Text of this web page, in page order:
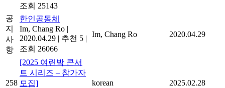
조회 25143
공
지
사
항
한인공동체
Im, Chang Ro |
2020.04.29 | 추천 5 |
조회 26066
Im, Chang Ro 2020.04.29
258
[2025 여린박 콘서
트 시리즈 – 참가자
모집]
korean 2025.02.28